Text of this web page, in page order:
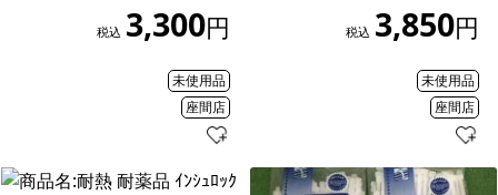
税込 3,300円
未使用品
座間店
税込 3,850円
未使用品
座間店